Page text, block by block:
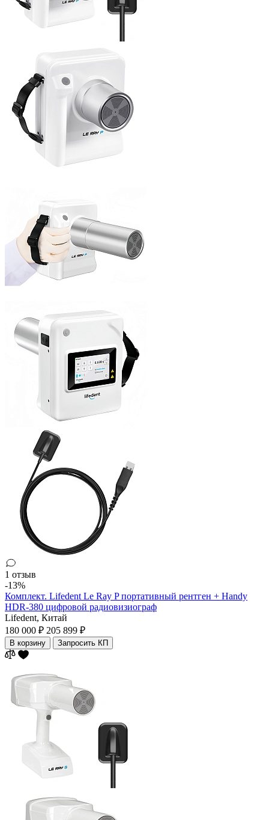
1 отзыв
-13%
Комплект. Lifedent Le Ray P портативный рентген + Handy
HDR-380 цифровой радиовизиограф
Lifedent, Китай
180 000 ₽ 205 899 ₽
В корзину Запросить КП